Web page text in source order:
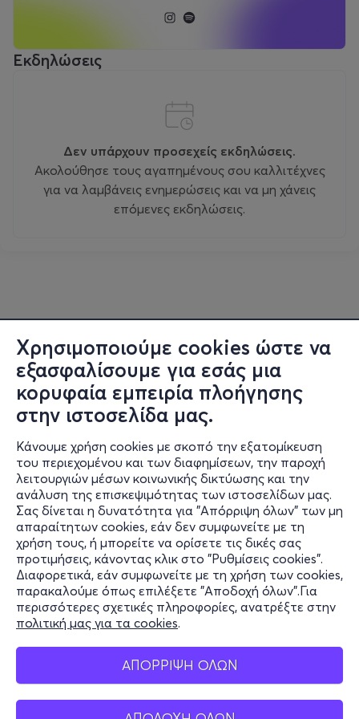
Χρησιμοποιούμε cookies ώστε να
εξασφαλίσουμε για εσάς μια
κορυφαία εμπειρία πλοήγησης
στην ιστοσελίδα μας.
Κάνουμε χρήση cookies με σκοπό την εξατομίκευση
του περιεχομένου και των διαφημίσεων, την παροχή
λειτουργιών μέσων κοινωνικής δικτύωσης και την
ανάλυση της επισκεψιμότητας των ιστοσελίδων μας.
Σας δίνεται η δυνατότητα για "Απόρριψη όλων" των μη
απαραίτητων cookies, εάν δεν συμφωνείτε με τη
χρήση τους, ή μπορείτε να ορίσετε τις δικές σας
προτιμήσεις, κάνοντας κλικ στο "Ρυθμίσεις cookies".
Διαφορετικά, εάν συμφωνείτε με τη χρήση των cookies,
παρακαλούμε όπως επιλέξετε "Αποδοχή όλων".Για
περισσότερες σχετικές πληροφορίες, ανατρέξτε στην
πολιτική μας για τα cookies.
ΑΠΟΡΡΙΨΗ ΟΛΩΝ
Εκδηλώσεις
Δεν υπάρχουν προσεχείς εκδηλώσεις.
Ακολούθησε τους αγαπημένους σου καλλιτέχνες
για να λαμβάνεις ενημερώσεις και να μη χάνεις
επόμενες εκδηλώσεις.
Πληροφορίες
Υποστήριξη
Stay Connected
Mobile app